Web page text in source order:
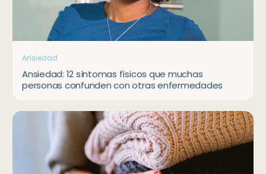
Ansiedad
Ansiedad: 12 síntomas físicos que muchas
personas confunden con otras enfermedades